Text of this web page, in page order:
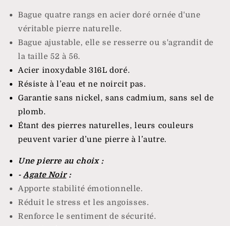
Bague quatre rangs en acier doré ornée d'une
véritable pierre naturelle.
Bague ajustable, elle se resserre ou s'agrandit de
la taille 52 à 56.
Acier inoxydable 316L doré.
Résiste à l’eau et ne noircit pas.
Garantie sans nickel, sans cadmium, sans sel de
plomb.
Étant des pierres naturelles, leurs couleurs
peuvent varier d’une pierre à l’autre.
Une pierre au choix :
-Agate Noir:
Apporte stabilité émotionnelle.
Réduit le stress et les angoisses.
Renforce le sentiment de sécurité.